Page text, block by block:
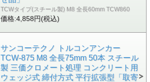
TCWタイプ(スチール製) M8 全長60mm TCW860
価格:4,858円(税込)
サンコーテクノ トルコンアンカー
TCW-875 M8 全長75mm 50本 スチール
製 三価クロメート処理 コンクリート用
ウェッジ式 締付方式 平行拡張型「取寄